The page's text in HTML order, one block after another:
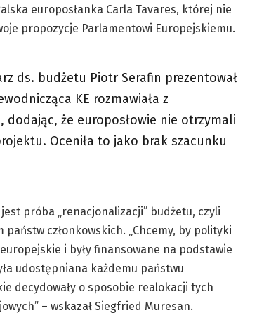
europosłanka Carla Tavares, której nie
propozycje Parlamentowi Europejskiemu.
ds. budżetu Piotr Serafin prezentował
KE rozmawiała z
dodając, że europosłowie nie otrzymali
Oceniła to jako brak szacunku
próba „renacjonalizacji” budżetu, czyli
członkowskich. „Chcemy, by polityki
i były finansowane na podstawie
udostępniana każdemu państwu
decydowały o sposobie realokacji tych
– wskazał Siegfried Muresan.